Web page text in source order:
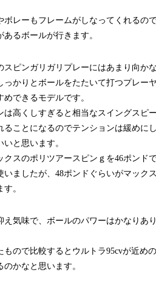
ボレーもフレームがしなってくれるの
あるボールが行きます。
スピンガリガリプレーにはあまり向か
っかりとボールをたたいて打つプレー
めできるモデルです。
は高くしすぎると相当なスイングスピ
ることになるのでテンションは緩めに
いと思います。
クスのポリツアースピンｇを46ポンド
いましたが、48ポンドぐらいがマック
。
え気味で、ボールのパワーはかなりあ
もので比較するとウルトラ95cvが近め
のかなと思います。